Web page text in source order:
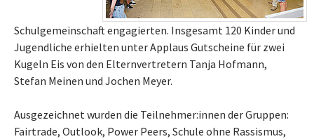
Schulgemeinschaft engagierten. Insgesamt 120 Kinder und
Jugendliche erhielten unter Applaus Gutscheine für zwei
Kugeln Eis von den Elternvertretern Tanja Hofmann,
Stefan Meinen und Jochen Meyer.
Ausgezeichnet wurden die Teilnehmer:innen der Gruppen:
Fairtrade, Outlook, Power Peers, Schule ohne Rassismus,